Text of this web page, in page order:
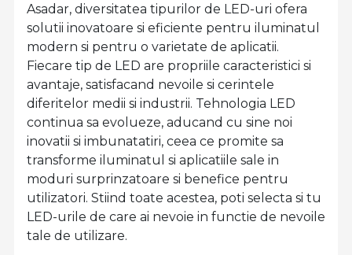
Asadar, diversitatea tipurilor de LED-uri ofera
solutii inovatoare si eficiente pentru iluminatul
modern si pentru o varietate de aplicatii.
Fiecare tip de LED are propriile caracteristici si
avantaje, satisfacand nevoile si cerintele
diferitelor medii si industrii. Tehnologia LED
continua sa evolueze, aducand cu sine noi
inovatii si imbunatatiri, ceea ce promite sa
transforme iluminatul si aplicatiile sale in
moduri surprinzatoare si benefice pentru
utilizatori. Stiind toate acestea, poti selecta si tu
LED-urile de care ai nevoie in functie de nevoile
tale de utilizare.